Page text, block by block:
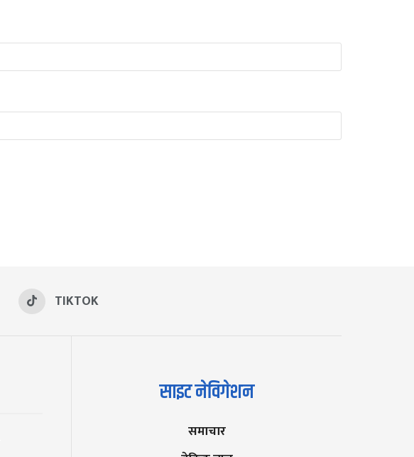
TIKTOK
साइट नेविगेशन
समाचार